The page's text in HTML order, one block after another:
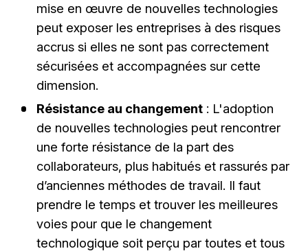
mise en œuvre de nouvelles technologies
peut exposer les entreprises à des risques
accrus si elles ne sont pas correctement
sécurisées et accompagnées sur cette
dimension.
Résistance au changement: L'adoption
de nouvelles technologies peut rencontrer
une forte résistance de la part des
collaborateurs, plus habitués et rassurés par
d’anciennes méthodes de travail. Il faut
prendre le temps et trouver les meilleures
voies pour que le changement
technologique soit perçu par toutes et tous